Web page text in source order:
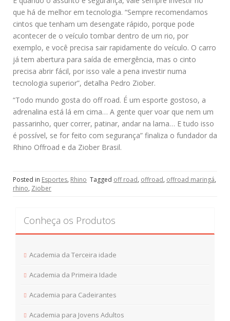
que há de melhor em tecnologia. “Sempre recomendamos
cintos que tenham um desengate rápido, porque pode
acontecer de o veículo tombar dentro de um rio, por
exemplo, e você precisa sair rapidamente do veículo. O carro
já tem abertura para saída de emergência, mas o cinto
precisa abrir fácil, por isso vale a pena investir numa
tecnologia superior”, detalha Pedro Ziober.
“Todo mundo gosta do off road. É um esporte gostoso, a
adrenalina está lá em cima… A gente quer voar que nem um
passarinho, quer correr, patinar, andar na lama… E tudo isso
é possível, se for feito com segurança” finaliza o fundador da
Rhino Offroad e da Ziober Brasil.
Posted in Esportes, Rhino Tagged off road, offroad, offroad maringá,
rhino, Ziober
Conheça os Produtos
Academia da Terceira idade
Academia da Primeira Idade
Academia para Cadeirantes
Academia para Jovens Adultos